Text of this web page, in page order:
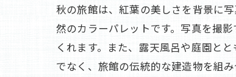
秋の旅館は、紅葉の美しさを背景に
然のカラーパレットです。写真を撮
くれます。また、露天風呂や庭園と
でなく、旅館の伝統的な建造物を組